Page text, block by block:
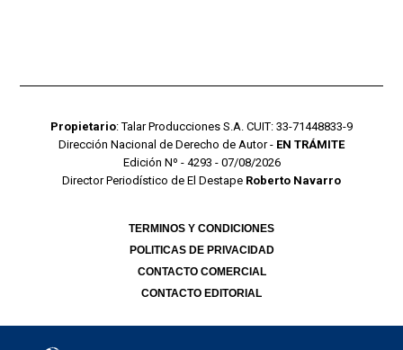
Propietario: Talar Producciones S.A. CUIT: 33-71448833-9
Dirección Nacional de Derecho de Autor - EN TRÁMITE
Edición Nº - 4293 - 07/08/2026
Director Periodístico de El Destape Roberto Navarro
TERMINOS Y CONDICIONES
POLITICAS DE PRIVACIDAD
CONTACTO COMERCIAL
CONTACTO EDITORIAL